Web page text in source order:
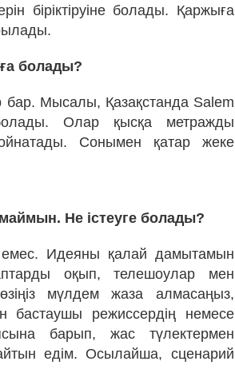
біріктіруіне болады. Қаржыға
болады?
Мысалы, Қазақстанда Salem
Олар қысқа метражды
Сонымен қатар жеке
Не істеуге болады?
емес. Идеяны қалай дамытамын
оқып, телешоулар мен
мүлдем жаза алмасаңыз,
бастаушы режиссердің немесе
барып, жас түлектермен
едім. Осылайша, сценарий